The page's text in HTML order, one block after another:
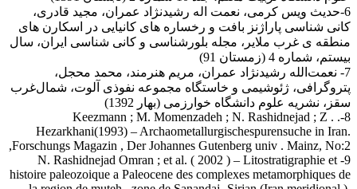
6-حدیث ویس کرمی، نعمت اله رشیدنژاد عمران، مجید قادری،
کانی شناسی پاراژنز بافت و رخساره های کانیایی در اسکارن های
منطقه ی غرب ملایر، مجله بلورشناسی و کانی شناسی ایران، سال
بیستم، شماره 4 (زمستان 91)
7- نعمت‌الله رشیدنژاد عمران، مریم هنرمند، محمد محجل،
پتروگرافی، ژئوشیمی و خاستگاه مجموعه نفوذی آلوت، شمال‌غرب
سقز، نشریه علوم دانشگاه خوارزمی (بهار 1392)
8-. Keezmann ; M. Momenzadeh ; N. Rashidnejad ; Z .
Hezarkhani(1993) – Archaometallurgischespurensuche in Iran.
Forschungs Magazin , Der Johannes Gutenberg univ . Mainz, No:2,
9- N. Rashidnejad Omran ; et al. ( 2002 ) – Litostratigraphie et
histoire paleozoique a Paleocene des complexes metamorphiques de